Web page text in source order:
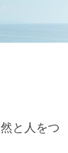
と人をつ